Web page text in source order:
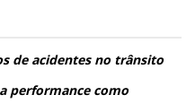
de acidentes no trânsito
performance como